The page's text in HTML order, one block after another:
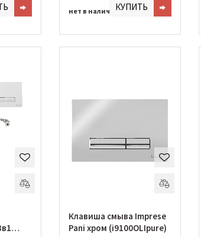
нет в наличииКУПИТЬ
Клавиша смыва Imprese
Pani хром (i9100OLIpure)